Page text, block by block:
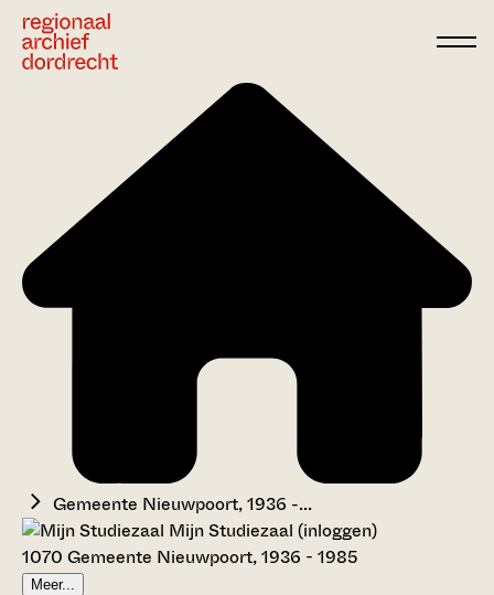
Gemeente Nieuwpoort, 1936 -...
Mijn Studiezaal (inloggen)
1070 Gemeente Nieuwpoort, 1936 - 1985
Meer...